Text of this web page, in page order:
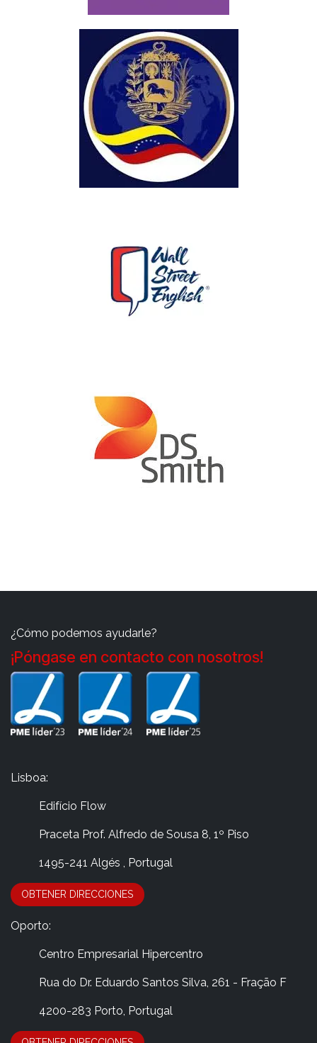
¿Cómo podemos ayudarle?
¡Póngase en contacto con nosotros!
Lisboa:
Edifício Flow
​Praceta Prof. Alfredo de Sousa 8, 1º Piso
​ 1495-241 Algés , Portugal
OBTENER DIRECCIONES
Oporto:
​Centro Empresarial Hipercentro
​Rua do Dr. Eduardo Santos Silva, 261 - Fração F
​4200-283 Porto, Portugal